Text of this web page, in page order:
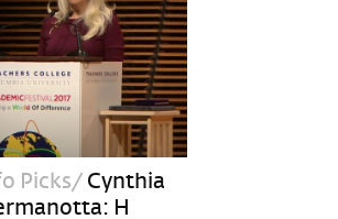
Picks Cynthia
Η